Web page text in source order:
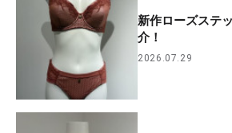
新作ローズステ
介！
2026.07.29